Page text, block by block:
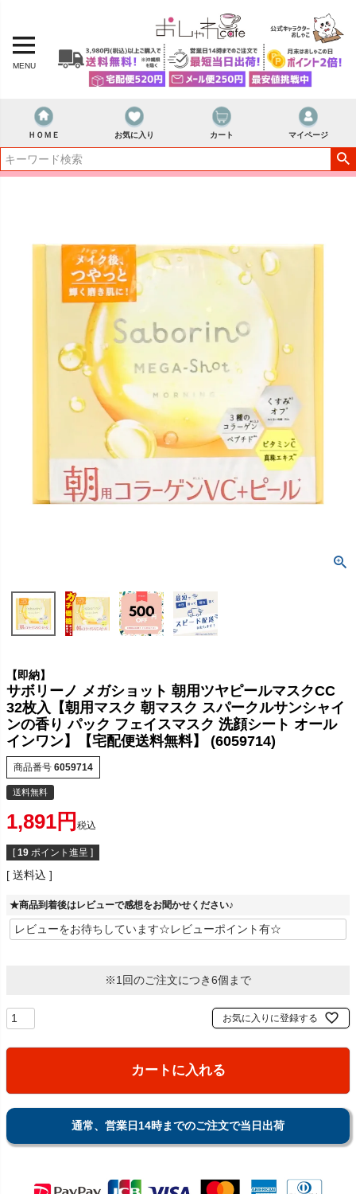
MENU
ＨＯＭＥ お気に入り カート マイページ
【即納】
サボリーノ メガショット 朝用ツヤピールマスクCC
32枚入【朝用マスク 朝マスク スパークルサンシャイ
ンの香り パック フェイスマスク 洗顔シート オール
インワン】【宅配便送料無料】 (6059714)
商品番号 6059714
送料無料
1,891 税込
[ 19 ポイント進呈 ]
送料込
★商品到着後はレビューで感想をお聞かせください♪
※1回のご注文につき6個まで
お気に入りに登録する
カートに入れる
通常、営業日14時までのご注文で当日出荷